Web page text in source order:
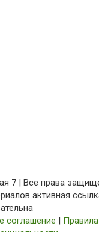
7 | Все права
активная
соглашение |